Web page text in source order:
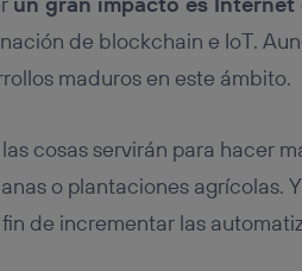
de blockchain e IoT.
maduros en este ámbito.
cosas servirán para hacer
o plantaciones agrícolas.
de incrementar las
de banda ancha(p. ej., Wi-Fi),
, el marketing será más
del usuario del móvil.
consentimientos Utiq seleccionando
web o visitando el portal de
consulta la